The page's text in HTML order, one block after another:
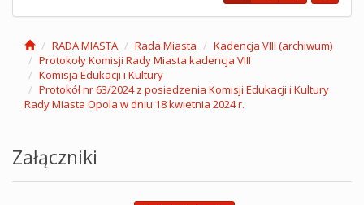
RADA MIASTA Rada Miasta
Kadencja VIII (archiwum)
Protokoły Komisji Rady Miasta kadencja VIII
Komisja Edukacji i Kultury
Protokół nr 63/2024 z posiedzenia Komisji Edukacji i Kultury
Rady Miasta Opola w dniu 18 kwietnia 2024 r.
Załączniki